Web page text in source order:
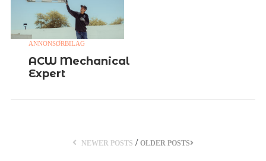
ANNONSØRBILAG
ACW Mechanical
Expert
NEWER POSTS / OLDER POSTS